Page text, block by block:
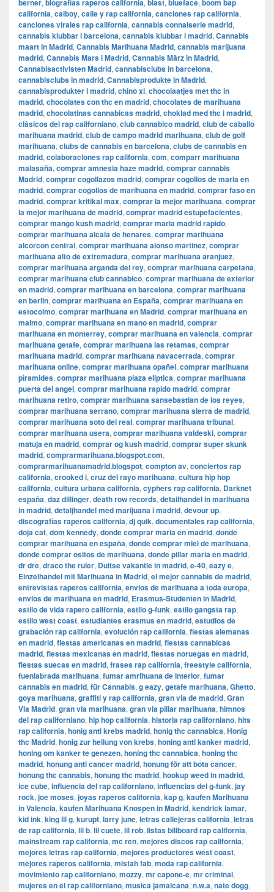
berner, biografías raperos california, blast, blueface, boom bap
california, calboy, calle y rap california, canciones rap california,
canciones virales rap california, cannabis connaiserie madrid,
cannabis klubbar i barcelona, cannabis klubbar i madrid, Cannabis
maart in Madrid, Cannabis Marihuana Madrid, cannabis marijuana
madrid, Cannabis Mars i Madrid, Cannabis März in Madrid,
Cannabisactivisten Madrid, cannabisclubs in barcelona,
cannabisclubs in madrid, Cannabisprodukte in Madrid,
cannabisprodukter i madrid, chino xl, chocolaatjes met thc in
madrid, chocolates con thc en madrid, chocolates de marihuana
madrid, chocolatinas cannabicas madrid, choklad med thc i madrid,
clásicos del rap californiano, club cannabico madrid, club de caballo
marihuana madrid, club de campo madrid marihuana, club de golf
marihuana, clubs de cannabis en barcelona, clubs de cannabis en
madrid, colaboraciones rap california, com, comparr marihuana
malasaña, comprar amnesia haze madrid, comprar cannabis
Madrid, comprar cogollazos madrid, comprar cogollos de maria en
madrid, comprar cogollos de marihuana en madrid, comprar faso en
madrid, comprar kritikal max, comprar la mejor marihuana, comprar
la mejor marihuana de madrid, comprar madrid estupefacientes,
comprar mango kush madrid, comprar maria madrid rapido,
comprar marihuana alcala de henares, comprar marihuana
alcorcon central, comprar marihuana alonso martinez, comprar
marihuana alto de extremadura, comprar marihuana aranjuez,
comprar marihuana arganda del rey, comprar marihuana carpetana,
comprar marihuana club cannabico, comprar marihuana de exterior
en madrid, comprar marihuana en barcelona, comprar marihuana
en berlin, comprar marihuana en España, comprar marihuana en
estocolmo, comprar marihuana en Madrid, comprar marihuana en
malmo, comprar marihuana en mano en madrid, comprar
marihuana en monterrey, comprar marihuana en valencia, comprar
marihuana getafe, comprar marihuana las retamas, comprar
marihuana madrid, comprar marihuana navacerrada, comprar
marihuana online, comprar marihuana opañel, comprar marihuana
pìramides, comprar marihuana plaza eliptica, comprar marihuana
puerta del angel, comprar marihuana rapido madrid, comprar
marihuana retiro, comprar marihuana sansebastian de los reyes,
comprar marihuana serrano, comprar marihuana sierra de madrid,
comprar marihuana soto del real, comprar marihuana tribunal,
comprar marihuana usera, comprar marihuana valdeski, comprar
matuja en madrid, comprar og kush madrid, comprar super skunk
madrid, comprarmarihuana.blogspot.com,
comprarmarihuanamadrid.blogspot, compton av, conciertos rap
california, crooked i, cruz del rayo marihuana, cultura hip hop
california, cultura urbana california, cyphers rap california, Darknet
españa, daz dillinger, death row records, detailhandel in marihuana
in madrid, detaljhandel med marijuana i madrid, devour up,
discografías raperos california, dj quik, documentales rap california,
doja cat, dom kennedy, donde comprar maria en madrid, donde
comprar marihuana en españa, donde comprar miel de marihuana,
donde comprar ositos de marihuana, donde pillar maria en madrid,
dr dre, draco the ruler, Duitse vakantie in madrid, e-40, eazy e,
Einzelhandel mit Marihuana in Madrid, el mejor cannabis de madrid,
entrevistas raperos california, envios de marihuana a toda europa,
envios de marihuana en madrid, Erasmus-Studenten in Madrid,
estilo de vida rapero california, estilo g-funk, estilo gangsta rap,
estilo west coast, estudiantes erasmus en madrid, estudios de
grabación rap california, evolución rap california, fiestas alemanas
en madrid, fiestas americanas en madrid, fiestas cannabicas
madrid, fiestas mexicanas en madrid, fiestas noruegas en madrid,
fiestas suecas en madrid, frases rap california, freestyle california,
fuenlabrada marihuana, fumar amrihuana de interior, fumar
cannabis en madrid, für Cannabis, g eazy, getafe marihuana, Ghetto,
goya marihuana, graffiti y rap california, gran via de madrid, ​​Gran
Via Madrid, gran via marihuana, gran via pillar marihuana, himnos
del rap californiano, hip hop california, historia rap californiano, hits
rap california, honig anti krebs madrid, honig thc cannabica, Honig
thc Madrid, honig zur heilung von krebs, honing anti kanker madrid,
honing om kanker te genezen, honing thc cannabica, honing thc
madrid, honung anti cancer madrid, honung för att bota cancer,
honung thc cannabis, honung thc madrid, hookup weed in madrid,
ice cube, influencia del rap californiano, influencias del g-funk, jay
rock, joe moses, joyas raperos california, kap g, kaufen Marihuana
in Valencia, kaufen Marihuana Knospen in Madrid, kendrick lamar,
kid ink, king lil g, kurupt, larry june, letras callejeras california, letras
de rap california, lil b, lil cuete, lil rob, listas billboard rap california,
mainstream rap california, mc ren, mejores discos rap california,
mejores letras rap california, mejores productores west coast,
mejores raperos california, mistah fab, moda rap california,
movimiento rap californiano, mozzy, mr capone-e, mr criminal,
mujeres en el rap californiano, musica jamaicana, n.w.a, nate dogg,